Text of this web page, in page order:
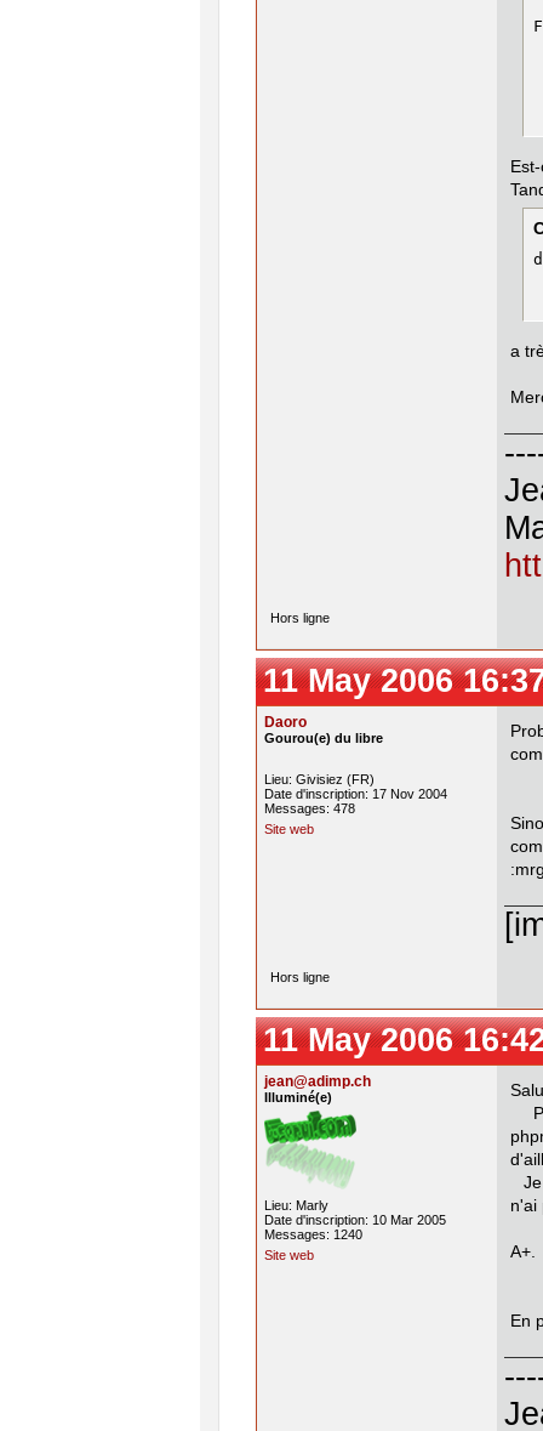
a
Hors ligne
11 May 2006
Daoro
Gourou(e) du libre
Lieu: Givisiez (FR)
Date d'inscription: 17 Nov 2004
Messages: 478
Site web
Hors ligne
11 May 2006
jean@adimp.ch
Illuminé(e)
Lieu: Marly
Date d'inscription: 10 Mar 2005
Messages: 1240
Site web
Je
n'ai
A+.
En